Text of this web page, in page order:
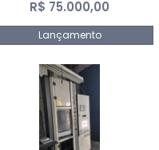
R$ 75.000,00
Lançamento